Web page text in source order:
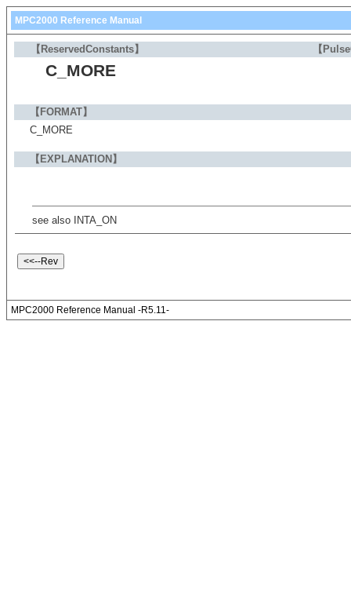
MPC2000 Reference Manual
【ReservedConstants】 【
C_MORE
【FORMAT】
C_MORE
【EXPLANATION】
see also INTA_ON
MPC2000 Reference Manual -R5.11-